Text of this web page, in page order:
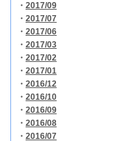
・ 2017/09
・ 2017/07
・ 2017/06
・ 2017/03
・ 2017/02
・ 2017/01
・ 2016/12
・ 2016/10
・ 2016/09
・ 2016/08
・ 2016/07